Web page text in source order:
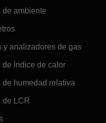
de ambiente
y analizadores de gas
de índice de calor
de humedad relativa
de LCR